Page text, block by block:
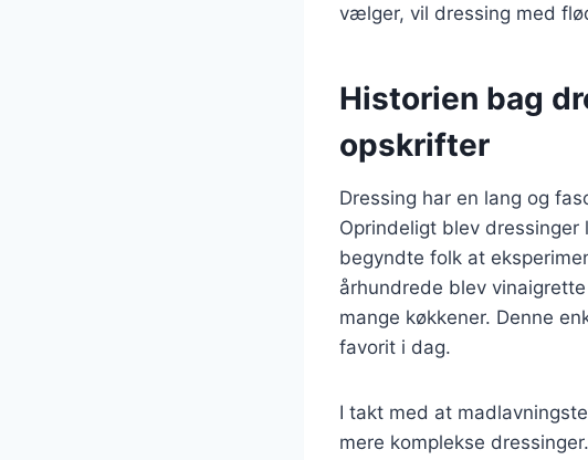
vælger, vil dressing med
Historien bag
opskrifter
Dressing har en lang og
Oprindeligt blev
begyndte folk at
århundrede blev
mange køkkener. Denne
favorit i dag.
I takt med at
mere komplekse